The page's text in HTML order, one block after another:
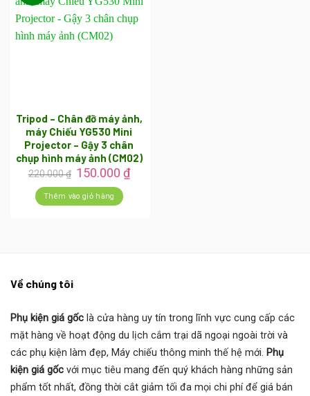
Tripod – Chân đỡ máy ảnh,
máy Chiếu YG530 Mini
Projector – Gậy 3 chân
chụp hình máy ảnh (CM02)
220.000₫ Giá
gốc
là:
220.000 ₫.
150.000 ₫Giá
Thêm vào giỏ hàng
Về chúng tôi
Phụ kiện giá gốc là cửa hàng uy tín trong lĩnh vực cung cấp các
mặt hàng về hoạt động du lịch cắm trại dã ngoại ngoài trời và
các phụ kiện làm đẹp, Máy chiếu thông minh thế hệ mới. Phụ
kiện giá gốc với mục tiêu mang đến quý khách hàng những sản
phẩm tốt nhất, đồng thời cắt giảm tối đa mọi chi phí để giá bán